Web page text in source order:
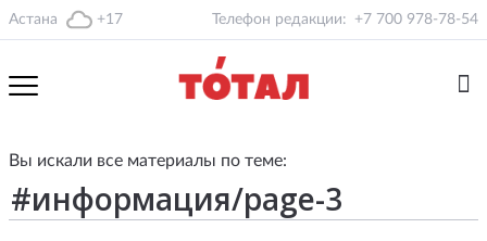
Астана +17 Телефон редакции: +7 700 978-78-54
Вы искали все материалы по теме: